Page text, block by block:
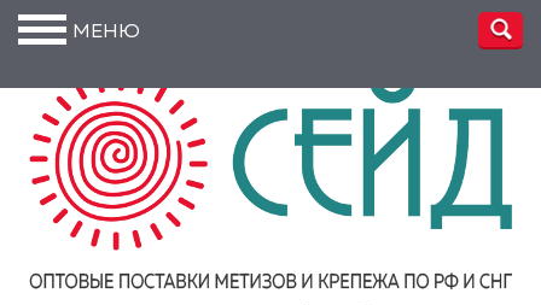
МЕНЮ
О
компании
Производство
Доставка
Услуги